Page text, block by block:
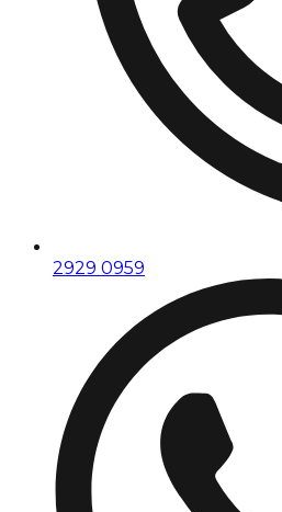
2929 0959